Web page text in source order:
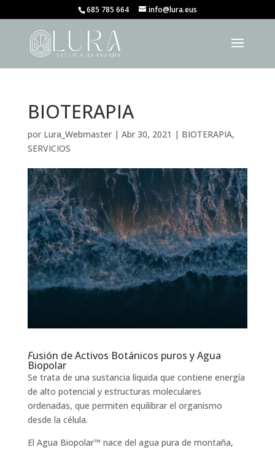
685 785 664 info@lura.eus
BIOTERAPIA
por Lura_Webmaster| Abr 30, 2021 | BIOTERAPIA,
SERVICIOS
Fusión de Activos Botánicos puros y Agua
Biopolar
Se trata de una sustancia líquida que contiene energía
de alto potencial y estructuras moleculares
ordenadas, que permiten equilibrar el organismo
desde la célula.
El Agua Biopolar™ nace del agua pura de montaña,